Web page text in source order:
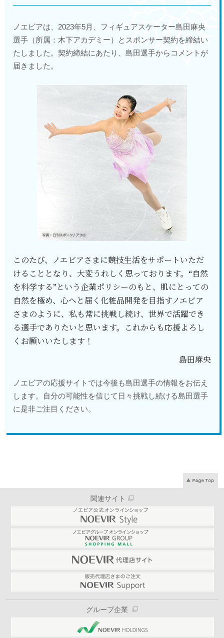
ノエビアは、2023年5月、フィギュアスケーター島田麻央
選手（所属：木下アカデミー）とスポンサー契約を締結い
たしました。契約締結にあたり、島田選手からコメントが
届きました。
このたび、ノエビアさまに競技生活をサポートいただ
けることとなり、大変うれしく思っております。“自然
を科学する”という企業ポリシーのもと、肌にとっての
自然を極め、心へと届く化粧品開発を目指すノエビア
さまのように、私も常に挑戦し続け、世界で活躍でき
る選手でありたいと思います。これからも応援よろし
くお願いいたします！
島田麻央
ノエビアの応援サイトでは今後も島田選手の情報をお伝え
します。自分の可能性を信じて日々挑戦し続ける島田選手
に是非ご注目ください。
関連サイト
グループ企業